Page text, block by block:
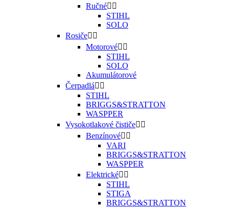
Ručné 
STIHL
SOLO
Rosiče 
Motorové 
STIHL
SOLO
Akumulátorové
Čerpadlá 
STIHL
BRIGGS&STRATTON
WASPPER
Vysokotlakové čističe 
Benzínové 
VARI
BRIGGS&STRATTON
WASPPER
Elektrické 
STIHL
STIGA
BRIGGS&STRATTON